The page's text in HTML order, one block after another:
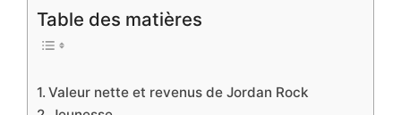
Table des matières
Valeur nette et revenus de Jordan Rock